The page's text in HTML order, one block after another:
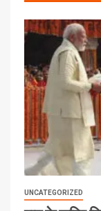
UNCATEGORIZED